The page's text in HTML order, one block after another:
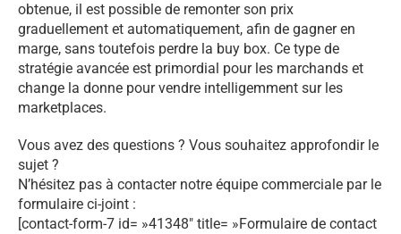
obtenue, il est possible de remonter son prix
graduellement et automatiquement, afin de gagner en
marge, sans toutefois perdre la buy box. Ce type de
stratégie avancée est primordial pour les marchands et
change la donne pour vendre intelligemment sur les
marketplaces.
Vous avez des questions ? Vous souhaitez approfondir le
sujet ?
N’hésitez pas à contacter notre équipe commerciale par le
formulaire ci-joint :
[contact-form-7 id= »41348″ title= »Formulaire de contact